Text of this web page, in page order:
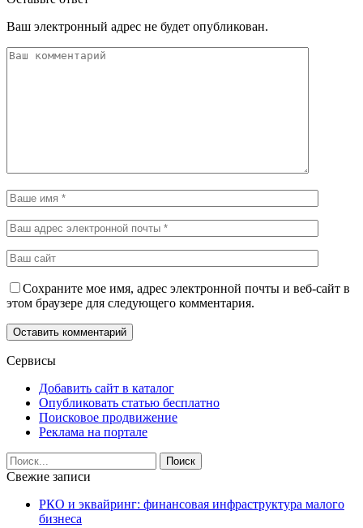
Ваш электронный адрес не будет опубликован.
Сохраните мое имя, адрес электронной почты и веб-сайт в
этом браузере для следующего комментария.
Сервисы
Добавить сайт в каталог
Опубликовать статью бесплатно
Поисковое продвижение
Реклама на портале
Свежие записи
РКО и эквайринг: финансовая инфраструктура малого
бизнеса